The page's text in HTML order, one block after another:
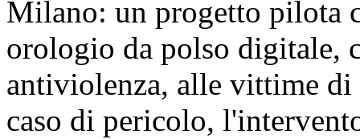
Milano: un progetto pilota
orologio da polso digitale,
antiviolenza, alle vittime
caso di pericolo,